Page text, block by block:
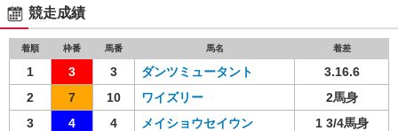
競走成績
着順 枠番 馬番 馬名 着差
1 3 3 ダンツミュータント
3.16.6
2
7 10 ワイズリー
2馬身
3
4 4 メイショウセイウン
1 3/4馬身